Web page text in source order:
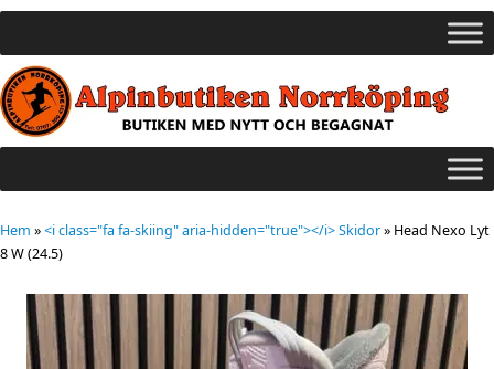
Hem »<i class="fa fa-skiing" aria-hidden="true"></i> Skidor» Head Nexo Lyt
8 W (24.5)